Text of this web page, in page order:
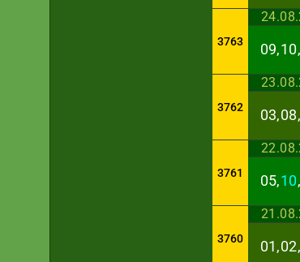
3763 09,10,
3762
3761 05,10
3760